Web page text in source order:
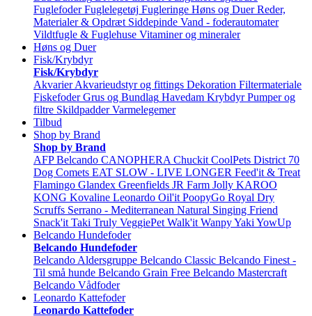
Fuglefoder Fuglelegetøj Fugleringe Høns og Duer Reder,
Materialer & Opdræt Siddepinde Vand - foderautomater
Vildtfugle & Fuglehuse Vitaminer og mineraler
Høns og Duer
Fisk/Krybdyr
Fisk/Krybdyr
Akvarier Akvarieudstyr og fittings Dekoration Filtermateriale
Fiskefoder Grus og Bundlag Havedam Krybdyr Pumper og
filtre Skildpadder Varmelegemer
Tilbud
Shop by Brand
Shop by Brand
AFP Belcando CANOPHERA Chuckit CoolPets District 70
Dog Comets EAT SLOW - LIVE LONGER Feed'it & Treat
Flamingo Glandex Greenfields JR Farm Jolly KAROO
KONG Kovaline Leonardo Oil'it PoopyGo Royal Dry
Scruffs Serrano - Mediterranean Natural Singing Friend
Snack'it Taki Truly VeggiePet Walk'it WanpyYaki YowUp
Belcando Hundefoder
Belcando Hundefoder
Belcando Aldersgruppe Belcando Classic Belcando Finest -
Til små hunde Belcando Grain Free Belcando Mastercraft
Belcando Vådfoder
Leonardo Kattefoder
Leonardo Kattefoder